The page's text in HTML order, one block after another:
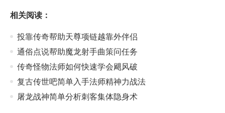
相关阅读：
投靠传奇帮助天尊项链越靠外伴侣
通俗点说帮助魔龙射手曲策问任务
传奇怪物法师如何快速学会飓风破
复古传世吧简单入手法师精神力战法
屠龙战神简单分析刺客集体隐身术